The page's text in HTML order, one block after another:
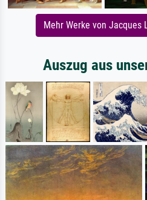
Mehr Werke von Jacques
Auszug aus